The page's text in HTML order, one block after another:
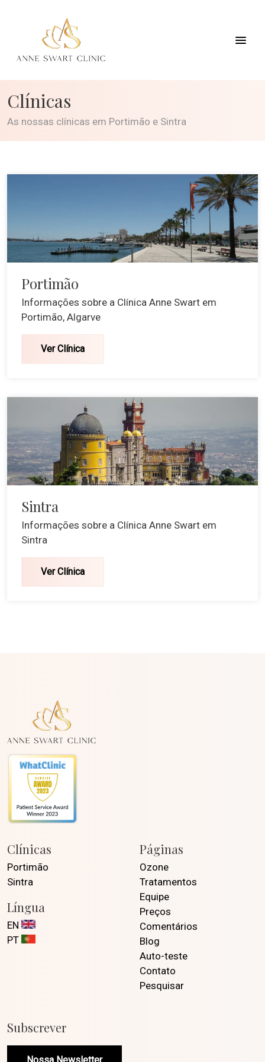
Clínicas
As nossas clínicas em Portimão e Sintra
Portimão
Informações sobre a Clínica Anne Swart em
Portimão, Algarve
Ver Clínica
Sintra
Informações sobre a Clínica Anne Swart em
Sintra
Ver Clínica
Clínicas
Portimão
Sintra
Língua
EN
PT
Páginas
Ozone
Tratamentos
Equipe
Preços
Comentários
Blog
Auto-teste
Contato
Pesquisar
Subscrever